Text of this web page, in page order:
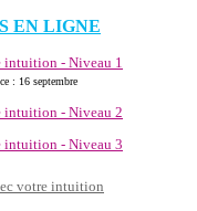
EN LIGNE
intuition - Niveau 1
: 16 septembre
intuition - Niveau 2
intuition - Niveau 3
votre intuition